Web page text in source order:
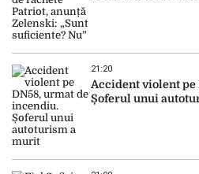
21:20
Accident violent pe
Șoferul unui